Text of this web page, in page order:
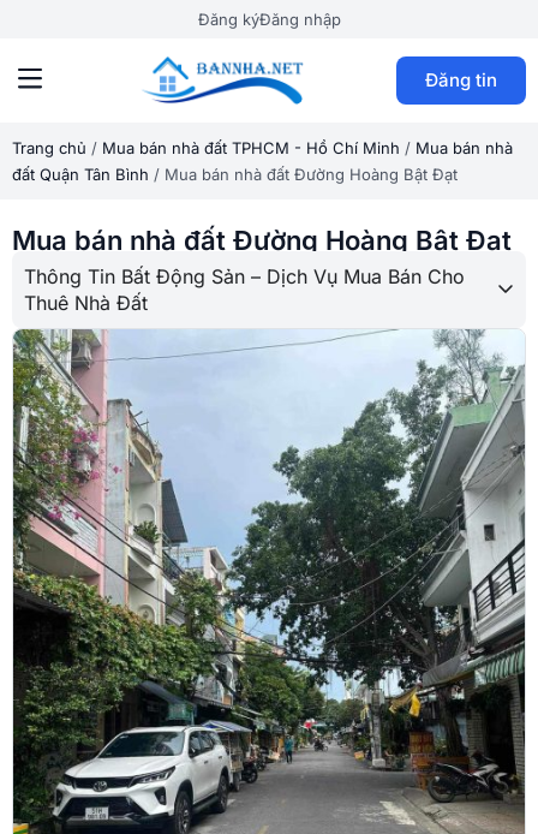
Đăng kýĐăng nhập
Đăng tin
Trang chủ / Mua bán nhà đất TPHCM - Hồ Chí Minh / Mua bán nhà
đất Quận Tân Bình / Mua bán nhà đất Đường Hoàng Bật Đạt
Mua bán nhà đất Đường Hoàng Bật Đạt
Thông Tin Bất Động Sản – Dịch Vụ Mua Bán Cho
Thuê Nhà Đất